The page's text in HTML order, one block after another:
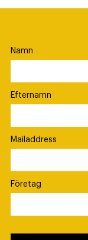
Namn
Efternamn
Mailaddress
Företag